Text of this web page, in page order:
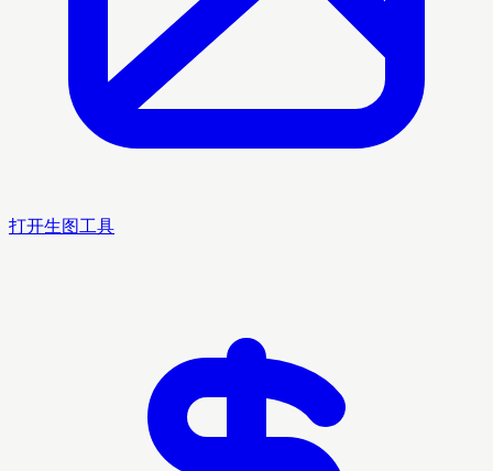
打开生图工具